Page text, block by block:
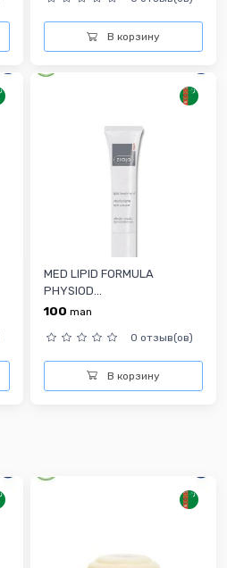
В корзину
MED LIPID FORMULA
PHYSIOD...
100 man
0 отзыв(ов)
В корзину